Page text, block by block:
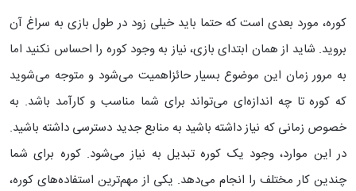
کوره، مورد بعدی است که حتما باید خیلی زود در طول بازی به سراغ آن
بروید. شاید از همان ابتدای بازی،‌ نیاز به وجود کوره را احساس نکنید اما
به مرور زمان این موضوع بسیار حائزاهمیت می‌شود و متوجه می‌شوید
که کوره تا چه اندازه‌ای می‌تواند برای شما مناسب و کارآمد باشد. به
خصوص زمانی که نیاز داشته باشید به منابع جدید دسترسی داشته باشید.
در این موارد، وجود یک کوره تبدیل به نیاز می‌شود. کوره برای شما
چندین کار مختلف را انجام می‌دهد. یکی از مهم‌ترین استفاده‌های کوره،